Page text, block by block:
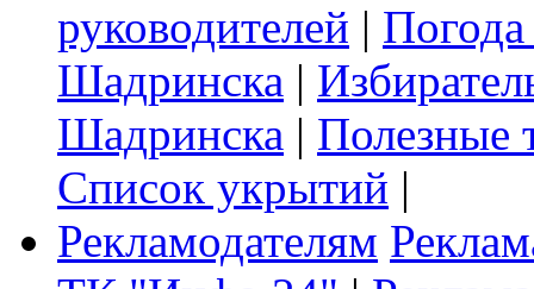
руководителей |
Шадринска |
Шадринска | Полезные
Список укрытий |
Рекламодателям